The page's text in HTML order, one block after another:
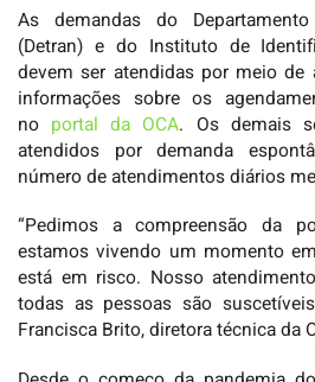
As demandas do
(Detran) e do Instituto de
devem ser atendidas por meio de
informações sobre os
no portal da OCA. Os demais
atendidos por demanda
número de atendimentos diários
“Pedimos a compreensão da
estamos vivendo um momento
está em risco. Nosso
todas as pessoas são
Francisca Brito, diretora técnica da